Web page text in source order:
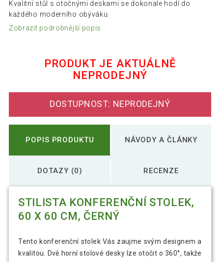
Kvalitní stůl s otočnými deskami se dokonale hodí do
každého moderního obýváku.
Zobrazit podrobnější popis
PRODUKT JE AKTUÁLNĚ
NEPRODEJNÝ
DOSTUPNOST: NEPRODEJNÝ
POPIS PRODUKTU NÁVODY A ČLÁNKY
DOTAZY (0) RECENZE
STILISTA KONFERENČNÍ STOLEK,
60 X 60 CM, ČERNÝ
Tento konferenční stolek Vás zaujme svým designem a
kvalitou. Dvě horní stolové desky lze otočit o 360°, takže